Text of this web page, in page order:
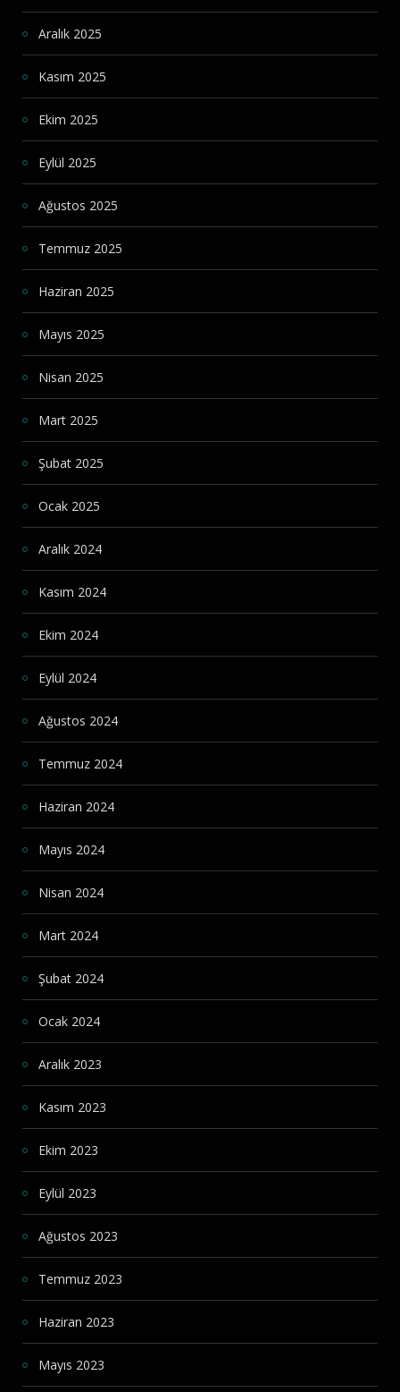
Aralık 2025
Kasım 2025
Ekim 2025
Eylül 2025
Ağustos 2025
Temmuz 2025
Haziran 2025
Mayıs 2025
Nisan 2025
Mart 2025
Şubat 2025
Ocak 2025
Aralık 2024
Kasım 2024
Ekim 2024
Eylül 2024
Ağustos 2024
Temmuz 2024
Haziran 2024
Mayıs 2024
Nisan 2024
Mart 2024
Şubat 2024
Ocak 2024
Aralık 2023
Kasım 2023
Ekim 2023
Eylül 2023
Ağustos 2023
Temmuz 2023
Haziran 2023
Mayıs 2023